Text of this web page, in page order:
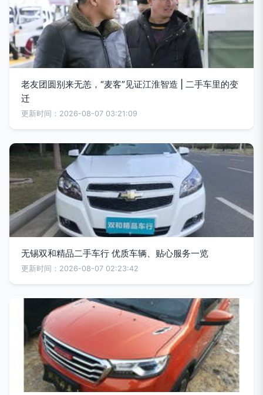
老友团圆别来无恙，“麦客”见证江淮智造 | 二手车里的变
迁
更新时间：2026-08-07 03:21:09
无锡双和精品二手车行 优质车辆、贴心服务一览
更新时间：2026-08-07 02:23:42